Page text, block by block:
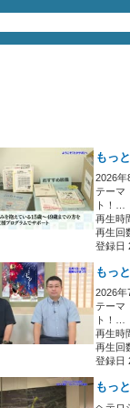
もっ
2026年
テーマ
ト！…
再生時
再生回
登録日
もっ
2026年
テーマ
ト！…
再生時
再生回
登録日
もっ